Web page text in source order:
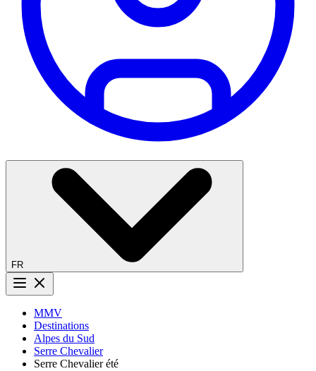
FR
Bouton menu
MMV
Destinations
Alpes du Sud
Serre Chevalier
Serre Chevalier été